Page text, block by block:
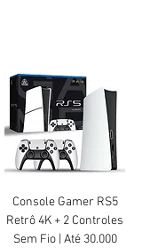
Console Gamer RS5
Retrô 4K + 2 Controles
Sem Fio | Até 30.000